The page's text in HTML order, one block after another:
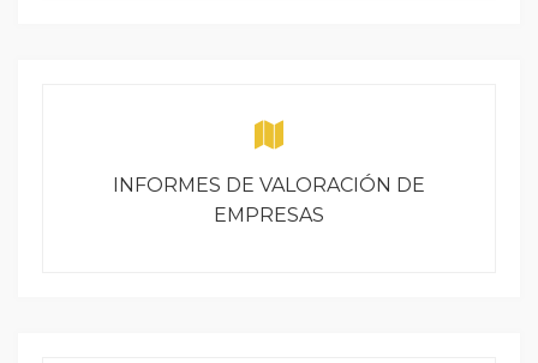
INFORMES DE VALORACIÓN DE
EMPRESAS